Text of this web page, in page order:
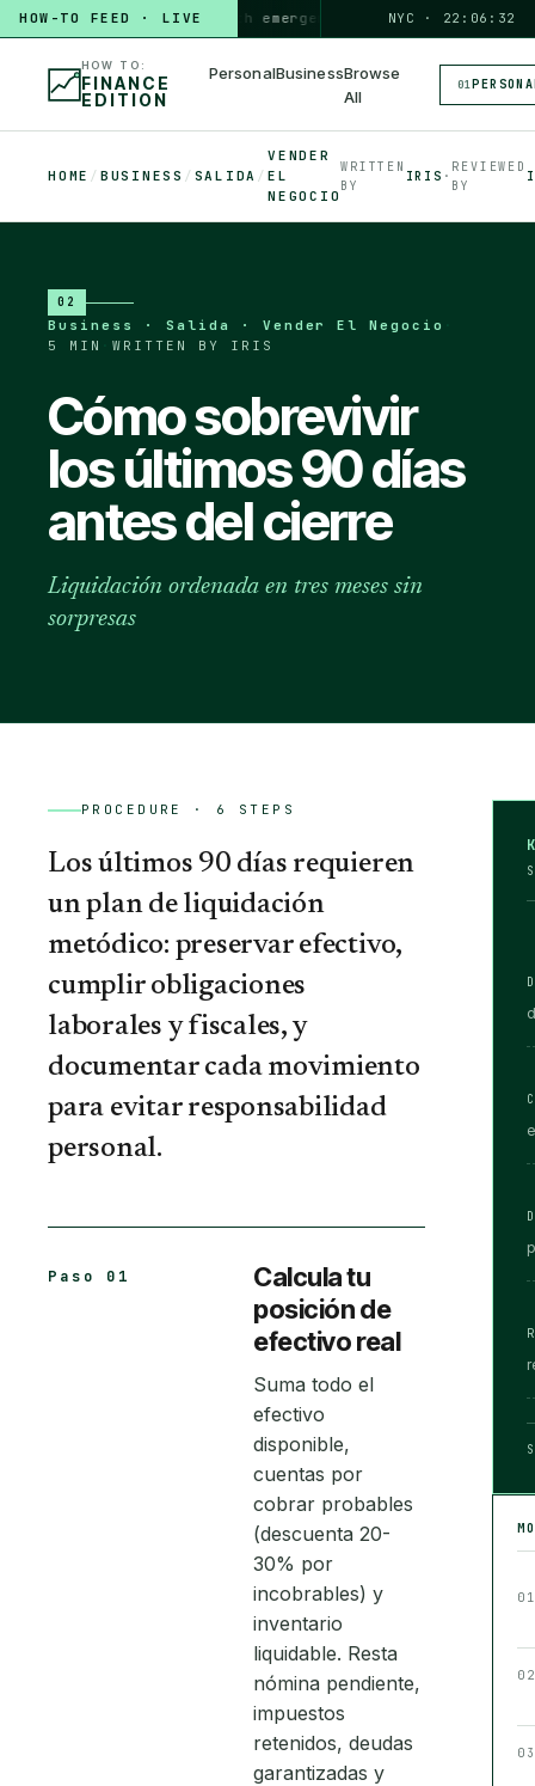
HOW-TO FEED · LIVE
HOW TO build a 3-month emergency fund PERSONAL · 6 MIN ◆
NYC · 22:06:33
HOW TO:
FINANCE
EDITION
PersonalBusinessBrowse
All
01
HOME / BUSINESS / SALIDA /
VENDER
EL
NEGOCIO
WRITTEN
BY
IRIS ·
REVIEWED
BY
02
Business · Salida · Vender El Negocio
5 MIN
WRITTEN BY IRIS
Cómo sobrevivir
los últimos 90 días
antes del cierre
Liquidación ordenada en tres meses sin
sorpresas
PROCEDURE · 6 STEPS
Los últimos 90 días requieren
un plan de liquidación
metódico: preservar efectivo,
cumplir obligaciones
laborales y fiscales, y
documentar cada movimiento
para evitar responsabilidad
personal.
Paso 01
Calcula tu
posición de
efectivo real
Suma todo el
efectivo
disponible,
cuentas por
cobrar probables
(descuenta 20-
30% por
incobrables) y
inventario
liquidable. Resta
nómina pendiente,
impuestos
retenidos, deudas
garantizadas y
01
02
03